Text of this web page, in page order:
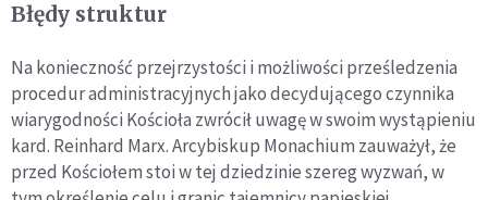
Błędy struktur
Na konieczność przejrzystości i możliwości prześledzenia
procedur administracyjnych jako decydującego czynnika
wiarygodności Kościoła zwrócił uwagę w swoim wystąpieniu
kard. Reinhard Marx. Arcybiskup Monachium zauważył, że
przed Kościołem stoi w tej dziedzinie szereg wyzwań, w